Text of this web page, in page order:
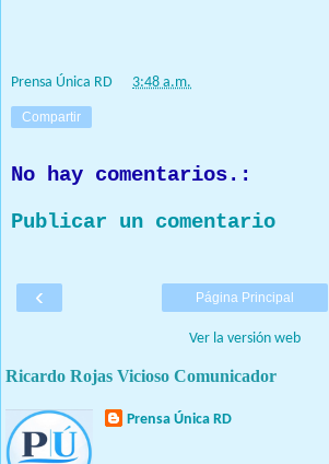
Prensa Única RD 3:48 a.m.
Compartir
No hay comentarios.:
Publicar un comentario
‹ Página Principal
Ver la versión web
Ricardo Rojas Vicioso Comunicador
Prensa Única RD